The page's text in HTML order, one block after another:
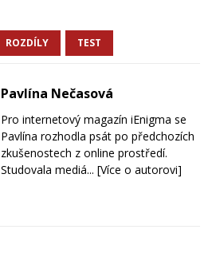
ROZDÍLY TEST
Pavlína Nečasová
Pro internetový magazín iEnigma se
Pavlína rozhodla psát po předchozích
zkušenostech z online prostředí.
Studovala mediá... [Více o autorovi]